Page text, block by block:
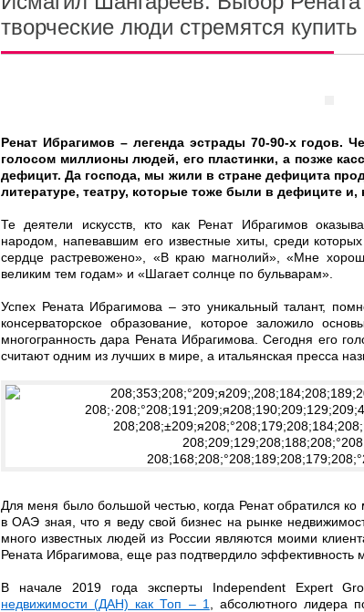
творческие люди стремятся
Ренат Ибрагимов – легенда эстрады 70-90-х годов.
голосом миллионы людей, его пластинки, а позже
дефицит. Да господа, мы жили в стране дефицита
литературе, театру, которые тоже были в дефиците
Те деятели искусств, кто как Ренат Ибрагимов
народом, напевавшим его известные хиты, среди
сердце растревожено», «В краю магнолий», «Мне
великим тем годам» и «Шагает солнце по бульварам».
Успех Рената Ибрагимова – это уникальный талант,
консерваторское образование, которое заложило
многогранность дара Рената Ибрагимова. Сегодня его
считают одним из лучших в мире, а итальянская пресса
Для меня было большой честью, когда Ренат обратился
в ОАЭ зная, что я веду свой бизнес на рынке
много известных людей из России являются моими
Рената Ибрагимова, еще раз подтвердило эффективность
В начале 2019 года эксперты Independent Expert
недвижимости (ДАН) как Топ – 1
, абсолютного лидера